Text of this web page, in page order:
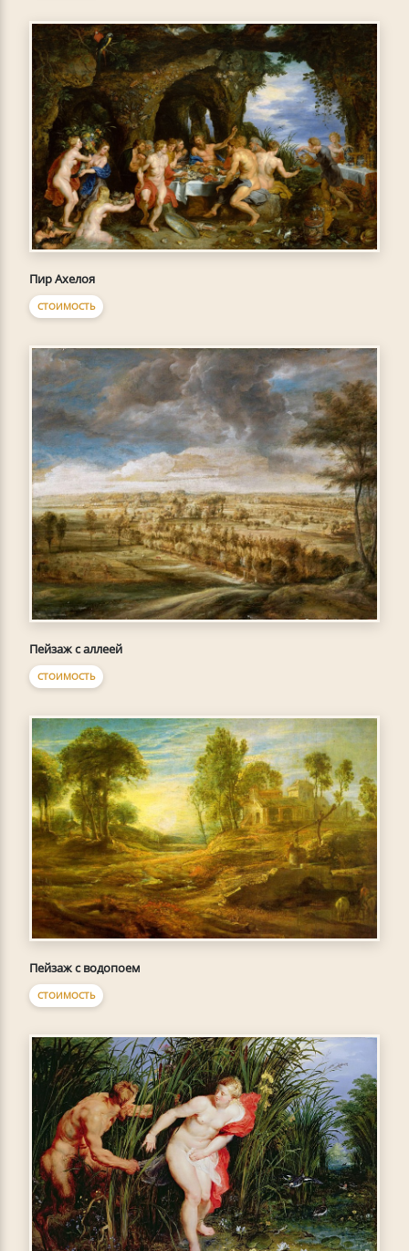
Пир Ахелоя
СТОИМОСТЬ
Пейзаж с аллеей
СТОИМОСТЬ
Пейзаж с водопоем
СТОИМОСТЬ